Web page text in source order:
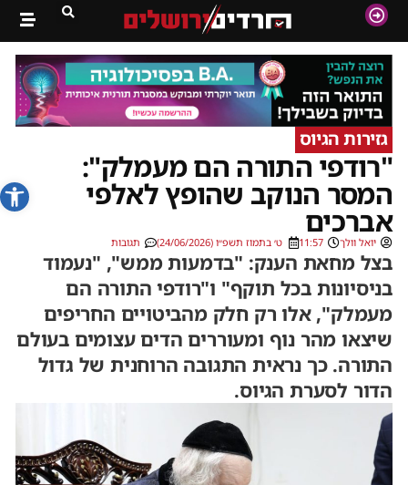
פתח
גזירות הגיוס
"רודפי התורה הם מעמלק":
המסר הנוקב שהופץ לאלפי
אברכים
יואל וולך 11:57 ט׳ בתמוז תשפ״ו (24/06/2026) תגובות
בצל מחאת הענק: "בדמעות ממש", "נעמוד
בניסיונות בכל תוקף" ו"רודפי התורה הם
מעמלק", אלו רק חלק מהביטויים החריפים
שיצאו מהר נוף ומעוררים הדים עצומים בעולם
התורה. כך נראית התגובה הרוחנית של גדול
הדור לסערת הגיוס.